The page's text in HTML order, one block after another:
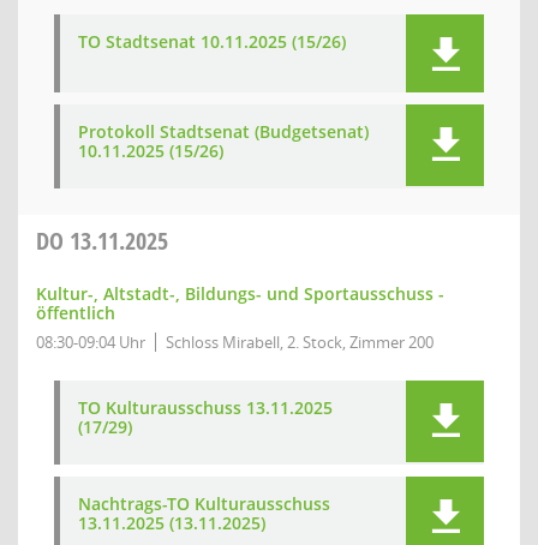
TO Stadtsenat 10.11.2025 (15/26)
Protokoll Stadtsenat (Budgetsenat)
10.11.2025 (15/26)
DO 13.11.2025
Kultur-, Altstadt-, Bildungs- und Sportausschuss -
öffentlich
08:30-09:04 Uhr Schloss Mirabell, 2. Stock, Zimmer 200
TO Kulturausschuss 13.11.2025
(17/29)
Nachtrags-TO Kulturausschuss
13.11.2025 (13.11.2025)